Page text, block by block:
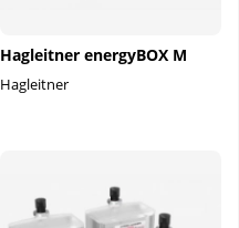
Hagleitner energyBOX M
Hagleitner